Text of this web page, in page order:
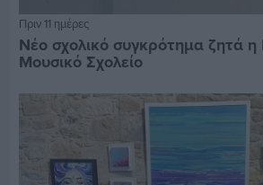
Πριν 11 ημέρες
Νέο σχολικό συγκρότημα ζητά
Μουσικό Σχολείο